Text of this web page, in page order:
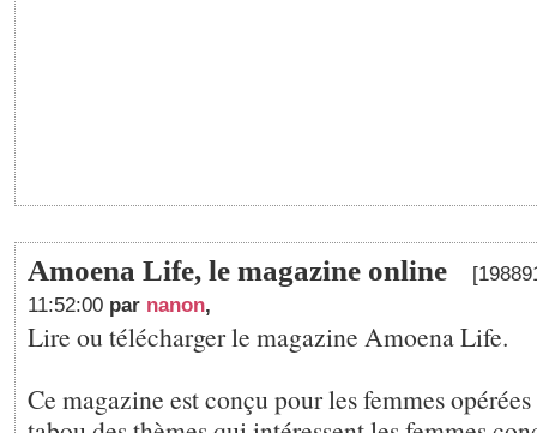
Amoena Life, le magazine online
11:52:00 par nanon,
Lire ou télécharger le magazine Amoena Life.
Ce magazine est conçu pour les femmes